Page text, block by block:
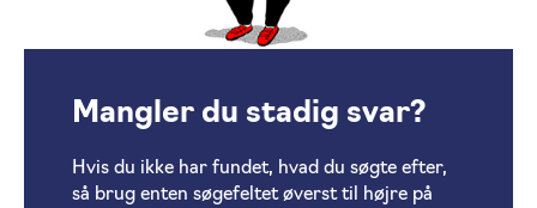
Mangler du stadig svar?
Hvis du ikke har fundet, hvad du søgte efter,
så brug enten søgefeltet øverst til højre på